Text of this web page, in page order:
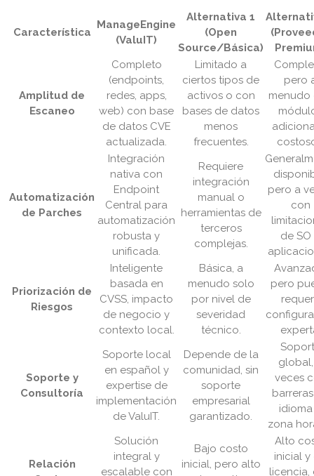
Característica
ManageEngine
(ValuIT)
Alternativa 1
(Open
Source/Básica)
Amplitud de
Escaneo
Completo
(endpoints,
redes, apps,
web) con base
de datos CVE
actualizada.
Limitado a
ciertos tipos de
activos o con
bases de datos
menos
frecuentes.
pero
menudo
Automatización
de Parches
Integración
nativa con
Endpoint
Central para
automatización
robusta y
unificada.
Requiere
integración
manual o
herramientas de
terceros
complejas.
pero a
con
de SO
Priorización de
Riesgos
Inteligente
basada en
CVSS, impacto
de negocio y
contexto local.
Básica, a
menudo solo
por nivel de
severidad
técnico.
pero
Soporte y
Consultoría
Soporte local
en español y
expertise de
implementación
de ValuIT.
Depende de la
comunidad, sin
soporte
empresarial
garantizado.
veces
zona
Relación
Solución
integral y
escalable con
Bajo costo
inicial, pero alto
Alto
inicial y
licencia,